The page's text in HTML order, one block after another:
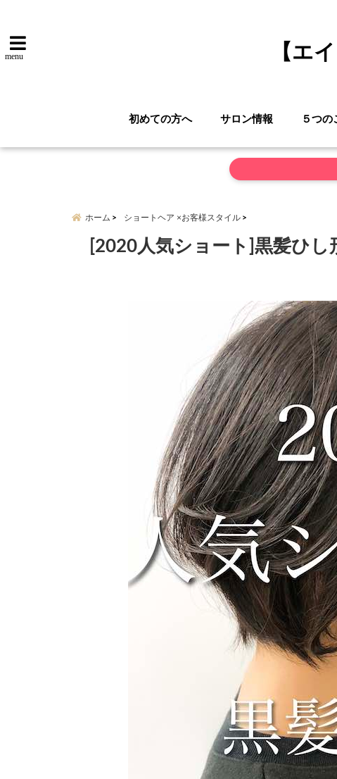
menu
【エ
初めての方へ サロン情報 ５つの
ホーム ショートヘア ×お客様スタイル
[2020人気ショート]黒髪ひ